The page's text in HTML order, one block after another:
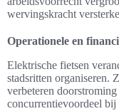
wervingskracht
Operationele en
Elektrische fietsen
stadsritten organiseren.
verbeteren
concurrentievoordeel bij